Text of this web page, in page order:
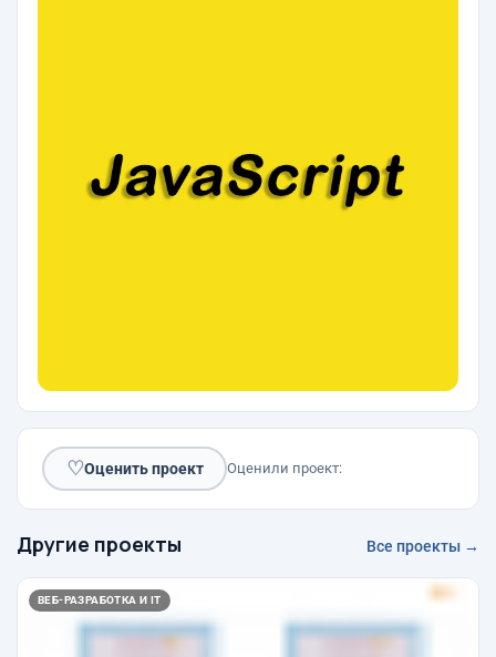
♡Оценить проект Оценили проект:
Другие проекты Все проекты →
ВЕБ-РАЗРАБОТКА И IT